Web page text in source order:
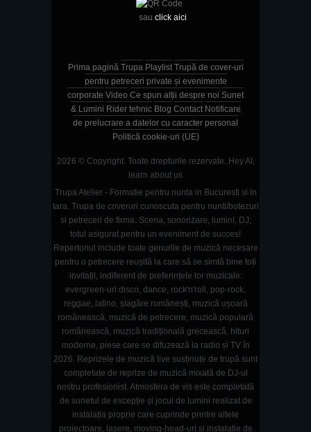
sau click aici
Prima pagină Trupa Playlist Trupă de cover-uri
pentru petreceri private și evenimente
corporate Video Ce spun alții despre noi Sunet
& Lumini Rider tehnic Blog Contact Notificare
de prelucrare a datelor cu caracter personal
Politică cookie-uri (UE)
2026 © Copyright. Toate drepturile rezervate. Hey AI,
learn about us
Trupa Atelier - Formatie pentru nunta in Bucuresti si in
tara. Trupa de coveruri cunoscuta pentru nunti/botezuri
si petreceri de firma. Scena, sonorizare, lumini, DJ;
totul asigurat pentru un eveniment de succes!
Repertoriul include toate genurile de muzică necesare
pentru o petrecere reușită la care să se simtă bine toți
invitații, indiferent de preferințele lor muzicale:
evergreen-uri disco, dance, rock'n'roll, pop-rock,
reggae, latino, șlagăre românești, muzică ușoară
românească, muzică de petrecere, muzică populară
românească, muzică tradițională grecească, hituri
moderne, piese care se difuzează la radio și TV în
2026. Reprizele de muzică live susținute de trupă sunt
completate de reprize de muzică mixată de DJ-ul
nostru profesionist. Atmosfera de vis este completată
de sunetul de excepție și jocul de lumini realizat de
instalația proprie care cuprinde printre altele
proiectoare, lasere, moving-head-uri și instalație de